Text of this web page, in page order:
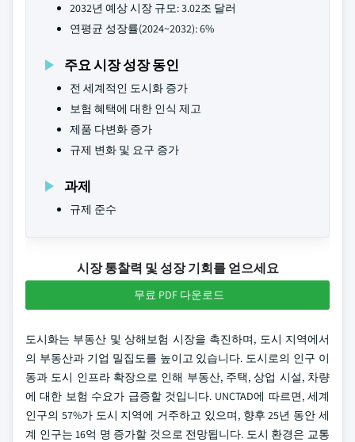
2032년 예상 시장 규모: 3.02조 달러
연평균 성장률(2024~2032): 6%
주요 시장 성장 동인
전 세계적인 도시화 증가
보험 혜택에 대한 인식 제고
제품 다변화 증가
규제 변화 및 요구 증가
과제
규제 준수
시장 통찰력 및 성장 기회를 얻으세요
무료 PDF 다운로드
도시화는 부동산 및 상해보험 시장을 촉진하며, 도시 지역에서
의 부동산과 기업 밀집도를 높이고 있습니다. 도시로의 인구 이
동과 도시 인프라 확장으로 인해 부동산, 주택, 상업 시설, 차량
에 대한 보험 수요가 급증할 것입니다. UNCTAD에 따르면, 세계
인구의 57%가 도시 지역에 거주하고 있으며, 향후 25년 동안 세
계 인구는 16억 명 증가할 것으로 전망됩니다. 도시 환경은 교통